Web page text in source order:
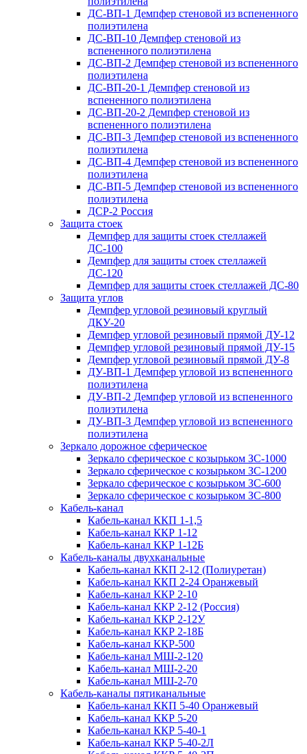
ДС-ВП-1 Демпфер стеновой из вспененного
полиэтилена
ДС-ВП-10 Демпфер стеновой из
вспененного полиэтилена
ДС-ВП-2 Демпфер стеновой из вспененного
полиэтилена
ДС-ВП-20-1 Демпфер стеновой из
вспененного полиэтилена
ДС-ВП-20-2 Демпфер стеновой из
вспененного полиэтилена
ДС-ВП-3 Демпфер стеновой из вспененного
полиэтилена
ДС-ВП-4 Демпфер стеновой из вспененного
полиэтилена
ДС-ВП-5 Демпфер стеновой из вспененного
полиэтилена
ДСР-2 Россия
Защита стоек
Демпфер для защиты стоек стеллажей
ДС-100
Демпфер для защиты стоек стеллажей
ДС-120
Демпфер для защиты стоек стеллажей ДС-80
Защита углов
Демпфер угловой резиновый круглый
ДКУ-20
Демпфер угловой резиновый прямой ДУ-12
Демпфер угловой резиновый прямой ДУ-15
Демпфер угловой резиновый прямой ДУ-8
ДУ-ВП-1 Демпфер угловой из вспененного
полиэтилена
ДУ-ВП-2 Демпфер угловой из вспененного
полиэтилена
ДУ-ВП-3 Демпфер угловой из вспененного
полиэтилена
Зеркало дорожное сферическое
Зеркало сферическое с козырьком ЗС-1000
Зеркало сферическое с козырьком ЗС-1200
Зеркало сферическое с козырьком ЗС-600
Зеркало сферическое с козырьком ЗС-800
Кабель-канал
Кабель-канал ККП 1-1,5
Кабель-канал ККР 1-12
Кабель-канал ККР 1-12Б
Кабель-каналы двухканальные
Кабель-канал ККП 2-12 (Полиуретан)
Кабель-канал ККП 2-24 Оранжевый
Кабель-канал ККР 2-10
Кабель-канал ККР 2-12 (Россия)
Кабель-канал ККР 2-12У
Кабель-канал ККР 2-18Б
Кабель-канал ККР-500
Кабель-канал МШ-2-120
Кабель-канал МШ-2-20
Кабель-канал МШ-2-70
Кабель-каналы пятиканальные
Кабель-канал ККП 5-40 Оранжевый
Кабель-канал ККР 5-20
Кабель-канал ККР 5-40-1
Кабель-канал ККР 5-40-2Л